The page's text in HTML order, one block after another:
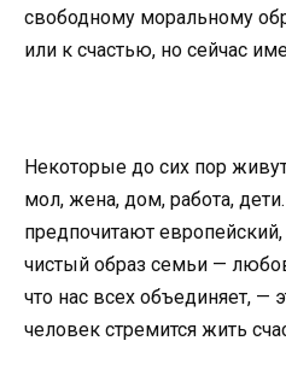
свободному моральному
или к счастью, но сейчас
Некоторые до сих пор
мол, жена, дом, работа,
предпочитают
чистый образ семьи —
что нас всех объединяет, —
человек стремится жить